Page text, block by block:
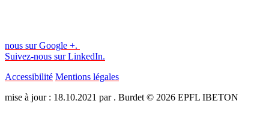
nous sur Google +.
Suivez-nous sur LinkedIn.
Accessibilité Mentions légales
mise à jour : 18.10.2021 par . Burdet © 2026 EPFL IBETON